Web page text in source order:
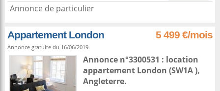
Annonce de particulier
Appartement London 5 499 €/mois
Annonce gratuite du 16/06/2019.
Annonce n°3300531 : location
appartement London (SW1A ),
Angleterre.